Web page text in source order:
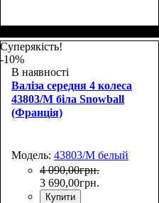
Суперякість!
-10%
В наявності
Валіза середня 4 колеса
43803/M біла Snowball
(Франція)
Модель: 43803/M белый
4 090,00грн.
3 690,00грн.
Купити